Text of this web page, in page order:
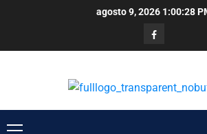
agosto 9, 2026 1:00:28